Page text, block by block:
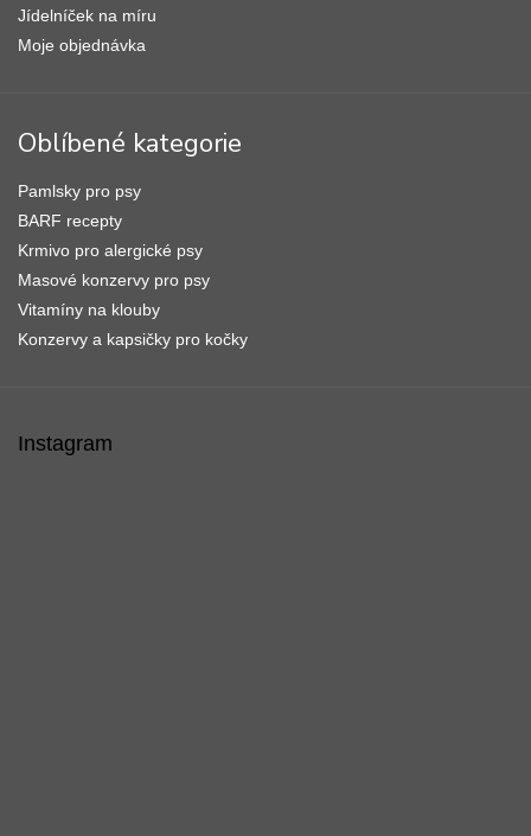
Jídelníček na míru
Moje objednávka
Oblíbené kategorie
Pamlsky pro psy
BARF recepty
Krmivo pro alergické psy
Masové konzervy pro psy
Vitamíny na klouby
Konzervy a kapsičky pro kočky
Instagram